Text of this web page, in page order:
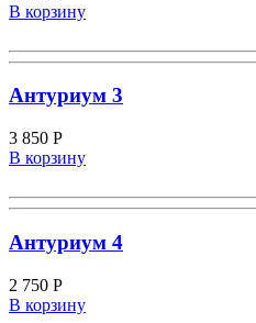
В корзину
Антуриум 3
3 850 Р
В корзину
Антуриум 4
2 750 Р
В корзину